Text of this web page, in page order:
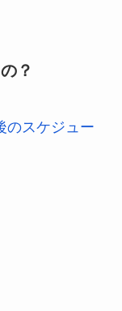
？
のスケジュー